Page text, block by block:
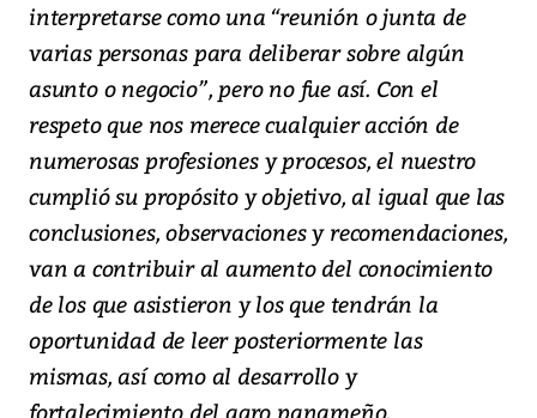
interpretarse como una “reunión o junta de
varias personas para deliberar sobre algún
asunto o negocio”, pero no fue así. Con el
respeto que nos merece cualquier acción de
numerosas profesiones y procesos, el nuestro
cumplió su propósito y objetivo, al igual que las
conclusiones, observaciones y recomendaciones,
van a contribuir al aumento del conocimiento
de los que asistieron y los que tendrán la
oportunidad de leer posteriormente las
mismas, así como al desarrollo y
fortalecimiento del agro panameño.